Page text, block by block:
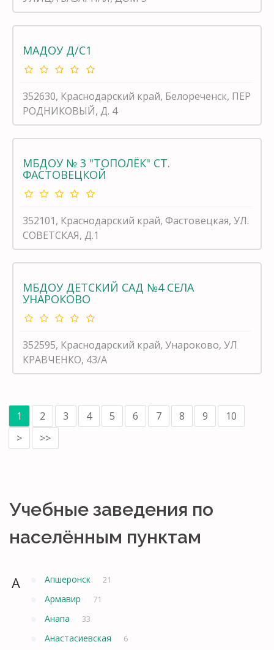
МАДОУ Д/С1
352630, Краснодарский край, Белореченск, ПЕР
РОДНИКОВЫЙ, Д. 4
МБДОУ № 3 "ТОПОЛЁК" СТ.
ФАСТОВЕЦКОЙ
352101, Краснодарский край, Фастовецкая, УЛ.
СОВЕТСКАЯ, Д.1
МБДОУ ДЕТСКИЙ САД №4 СЕЛА
УНАРОКОВО
352595, Краснодарский край, Унароково, УЛ
КРАВЧЕНКО, 43/А
1 2 3 4 5 6 7 8 9
10
>
>>
Учебные заведения по
населённым пунктам
А Апшеронск 21
Армавир 71
Анапа 33
Анастасиевская 6